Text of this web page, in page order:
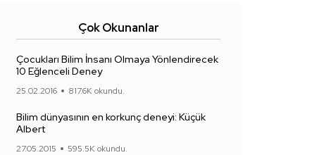
Çok Okunanlar
Çocukları Bilim İnsanı Olmaya Yönlendirecek
10 Eğlenceli Deney
25.02.2016 817.6K okundu.
Bilim dünyasının en korkunç deneyi: Küçük
Albert
27.05.2015 595.5K okundu.